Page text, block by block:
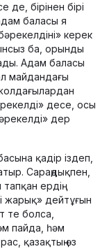
де, бірінен бірі
баласы я
керек
ба, орынды
Адам баласы
майдандағы
десе, осы
дер
қадір іздеп,
Сараңдықпен,
ердің
жарық» дейтұғын
те болса,
пайда, һәм
қазақтың өз